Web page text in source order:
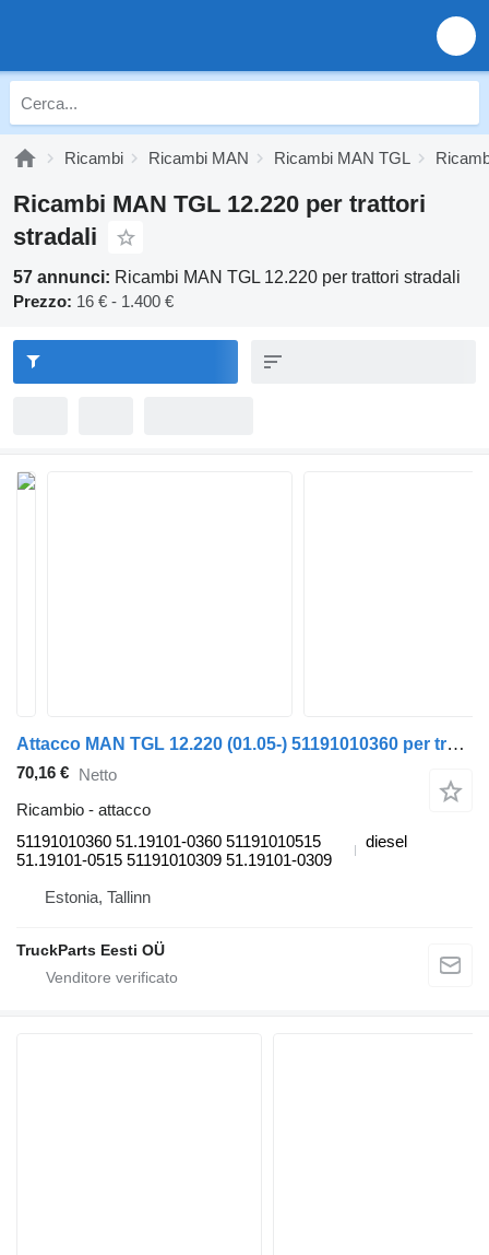
Ricambi Ricambi MAN Ricambi MAN TGL
Ricambi MAN TGL 12.220 per trattori
stradali
57 annunci: Ricambi MAN TGL 12.220 per trattori stradali
Prezzo: 16 € - 1.400 €
Attacco MAN TGL 12.220 (01.05-) 51191010360 per trattore stradale MAN TGL, TGM, TGS, TGX (2005-2021)
70,16 € Netto
Ricambio - attacco
51191010360 51.19101-0360 51191010515
51.19101-0515 51191010309 51.19101-0309
diesel
Estonia, Tallinn
TruckParts Eesti OÜ